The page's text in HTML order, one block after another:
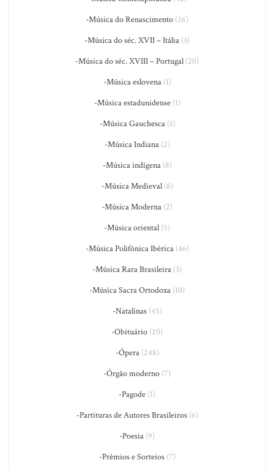
-Música do Renascimento (26)
-Música do séc. XVII – Itália (3)
-Música do séc. XVIII – Portugal (20)
-Música eslovena(1)
-Música estadunidense(1)
-Música Gauchesca(1)
-Música Indiana(2)
-Música indígena(8)
-Música Medieval(8)
-Música Moderna (2)
-Música oriental (5)
-Música Polifônica Ibérica(46)
-Música Rara Brasileira (3)
-Música Sacra Ortodoxa (10)
-Natalinas(45)
-Obituário (20)
-Ópera(248)
-Órgão moderno (7)
-Pagode (1)
-Partituras de Autores Brasileiros(6)
-Poesia (9)
-Prêmios e Sorteios(7)